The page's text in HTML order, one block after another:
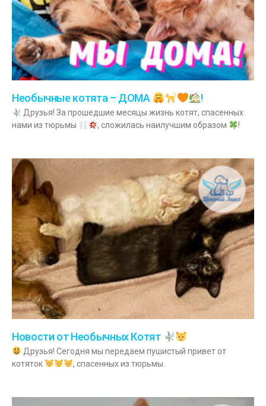
Необычные котята – ДОМА !
Друзья! За прошедшие месяцы жизнь котят, спасенных
нами из тюрьмы
, сложилась наилучшим образом !
Новости от Необычных Котят
Друзья! Сегодня мы передаем пушистый привет от
котяток
, спасенных из тюрьмы.